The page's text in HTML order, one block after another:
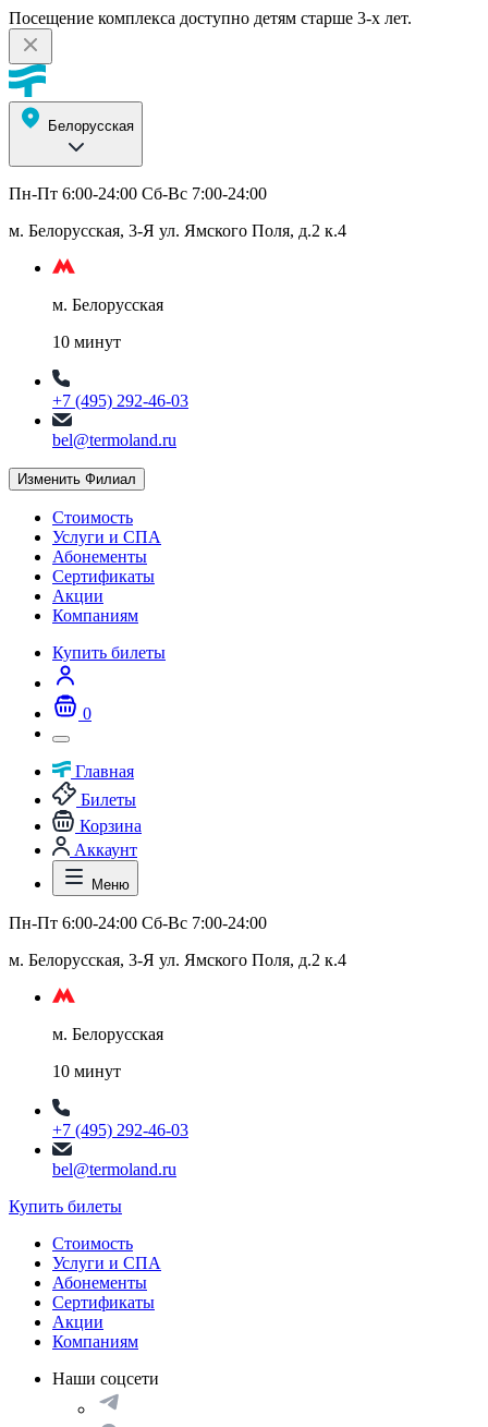
Посещение комплекса доступно детям старше 3-х лет.
Белорусская
Пн-Пт 6:00-24:00 Сб-Вс 7:00-24:00
м. Белорусская, 3-Я ул. Ямского Поля, д.2 к.4
м. Белорусская
10 минут
+7 (495) 292-46-03
bel@termoland.ru
Изменить Филиал
Стоимость
Услуги и СПА
Абонементы
Сертификаты
Акции
Компаниям
Купить билеты
0
Главная
Билеты
Корзина
Аккаунт
Меню
Пн-Пт 6:00-24:00 Сб-Вс 7:00-24:00
м. Белорусская, 3-Я ул. Ямского Поля, д.2 к.4
м. Белорусская
10 минут
+7 (495) 292-46-03
bel@termoland.ru
Купить билеты
Стоимость
Услуги и СПА
Абонементы
Сертификаты
Акции
Компаниям
Наши соцсети